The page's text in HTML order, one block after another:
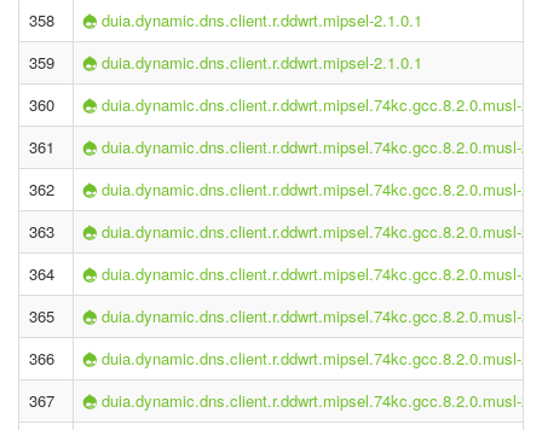
358
duia.dynamic.dns.client.r.ddwrt.mipsel-2.1.0.1
359
duia.dynamic.dns.client.r.ddwrt.mipsel-2.1.0.1
360
duia.dynamic.dns.client.r.ddwrt.mipsel.74kc.gcc.8.2.0.musl-
361
duia.dynamic.dns.client.r.ddwrt.mipsel.74kc.gcc.8.2.0.musl-
362
duia.dynamic.dns.client.r.ddwrt.mipsel.74kc.gcc.8.2.0.musl-
363
duia.dynamic.dns.client.r.ddwrt.mipsel.74kc.gcc.8.2.0.musl-
364
duia.dynamic.dns.client.r.ddwrt.mipsel.74kc.gcc.8.2.0.musl-
365
duia.dynamic.dns.client.r.ddwrt.mipsel.74kc.gcc.8.2.0.musl-
366
duia.dynamic.dns.client.r.ddwrt.mipsel.74kc.gcc.8.2.0.musl-
367
duia.dynamic.dns.client.r.ddwrt.mipsel.74kc.gcc.8.2.0.musl-